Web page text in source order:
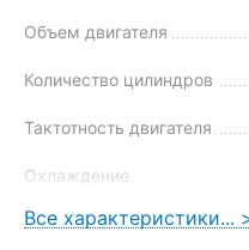
Что главное для
быть динамичным. И это
мотор обеспечивает
Положительно влияет на
Резвый старт с места
Объем двигателя
Количество цилиндров
Тактотность двигателя
Охлаждение
Тип трансмиссии
Все характеристики...